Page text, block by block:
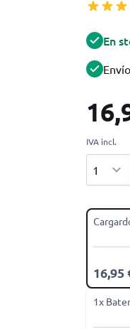
En
IVA incl.
16,95
1x